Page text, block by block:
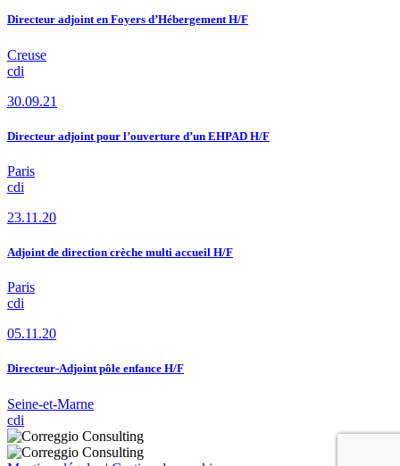
Directeur adjoint en Foyers d’Hébergement H/F
Creuse
cdi
30.09.21
Directeur adjoint pour l’ouverture d’un EHPAD H/F
Paris
cdi
23.11.20
Adjoint de direction crèche multi accueil H/F
Paris
cdi
05.11.20
Directeur-Adjoint pôle enfance H/F
Seine-et-Marne
cdi